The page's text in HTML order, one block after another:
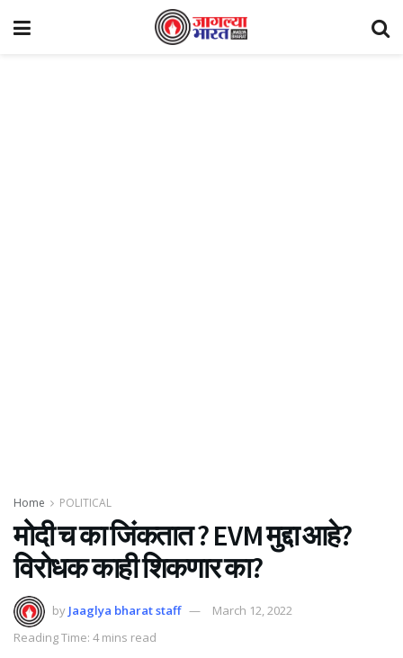
Home POLITICAL
मोदी च का जिंकतात ? EVM मुद्दा आहे?
विरोधक काही शिकणार का?
by Jaaglya bharat staff
March 12, 2022
Reading Time: 4 mins read